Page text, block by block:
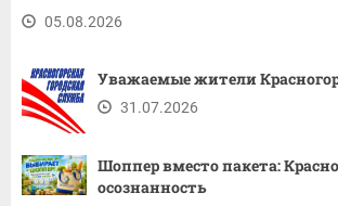
05.08.2026
Уважаемые жители
31.07.2026
Шоппер вместо пакета:
осознанность